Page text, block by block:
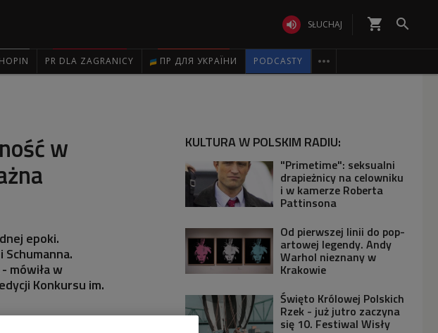
 SŁUCHAJ shopping_cart 
PR DLA ZAGRANICY ПР ДЛЯ УКРАЇНИ PODCASTY 
w
epoki.
mówiła w
Konkursu im.
KULTURA W POLSKIM RADIU:
"Primetime": seksualni
drapieżnicy na celowniku
i w kamerze Roberta
Pattinsona
Od pierwszej linii do pop-
artowej legendy. Andy
Warhol nieznany w
Krakowie
Święto Królowej Polskich
Rzek - już jutro zaczyna
się 10. Festiwal Wisły